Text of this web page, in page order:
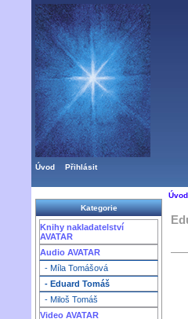
Úvod Přihlásit
Kategorie
Knihy nakladatelství
AVATAR
Audio AVATAR
- Míla Tomášová
- Eduard Tomáš
- Miloš Tomáš
Video AVATAR
Úvod